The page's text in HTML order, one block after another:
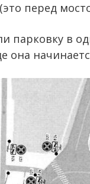
перед
парковку в
она